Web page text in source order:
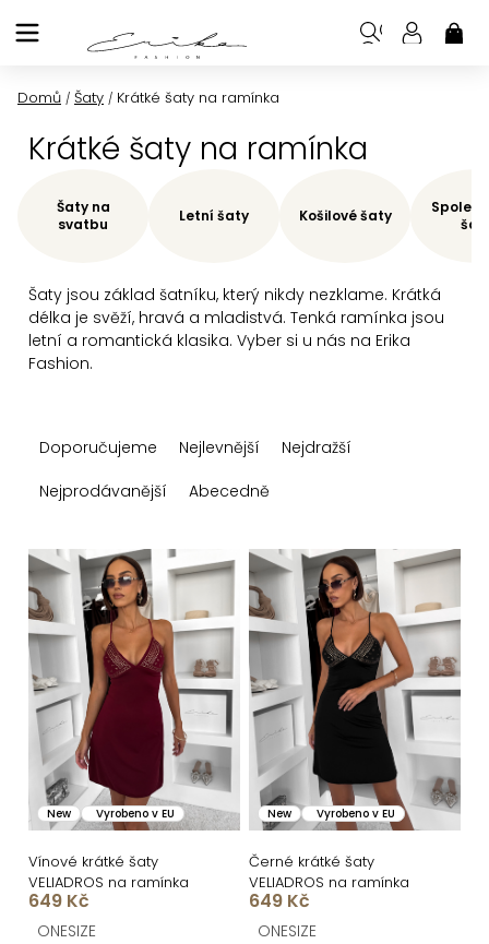
na
Domů / Šaty / Krátké šaty na ramínka
Krátké šaty na ramínka
Šaty jsou základ šatníku, který nikdy nezklame. Krátká
délka je svěží, hravá a mladistvá. Tenká ramínka jsou
letní a romantická klasika. Vyber si u nás na Erika
Fashion.
Šaty na
svatbu
Letní šaty Košilové šaty
a
n
í
p
r
o
d
u
t
ů
Doporučujeme Nejlevnější
Nejdražší
Nejprodávanější
Abecedně
V
ý
p
i
s
p
o
d
u
k
New Vyrobeno v EU
Vínové krátké šaty
VELIADROS na ramínka
649 Kč
ONESIZE
New Vyrobeno v EU
Černé krátké šaty
VELIADROS na ramínka
649 Kč
ONESIZE